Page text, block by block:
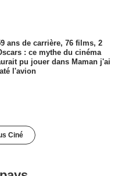
ans de carrière, 76 films, 2
: ce mythe du cinéma
pu jouer dans Maman j'ai
l'avion
Ciné